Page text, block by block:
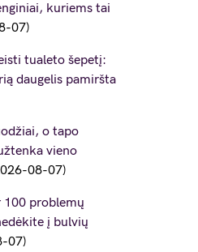
kuriems tai
07
tualeto šepetį:
daugelis pamiršta
o tapo
vieno
08-07
100 problemų
į bulvių
07